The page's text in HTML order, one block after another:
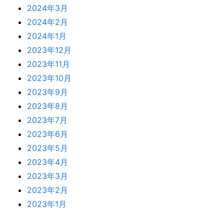
2024年3月
2024年2月
2024年1月
2023年12月
2023年11月
2023年10月
2023年9月
2023年8月
2023年7月
2023年6月
2023年5月
2023年4月
2023年3月
2023年2月
2023年1月